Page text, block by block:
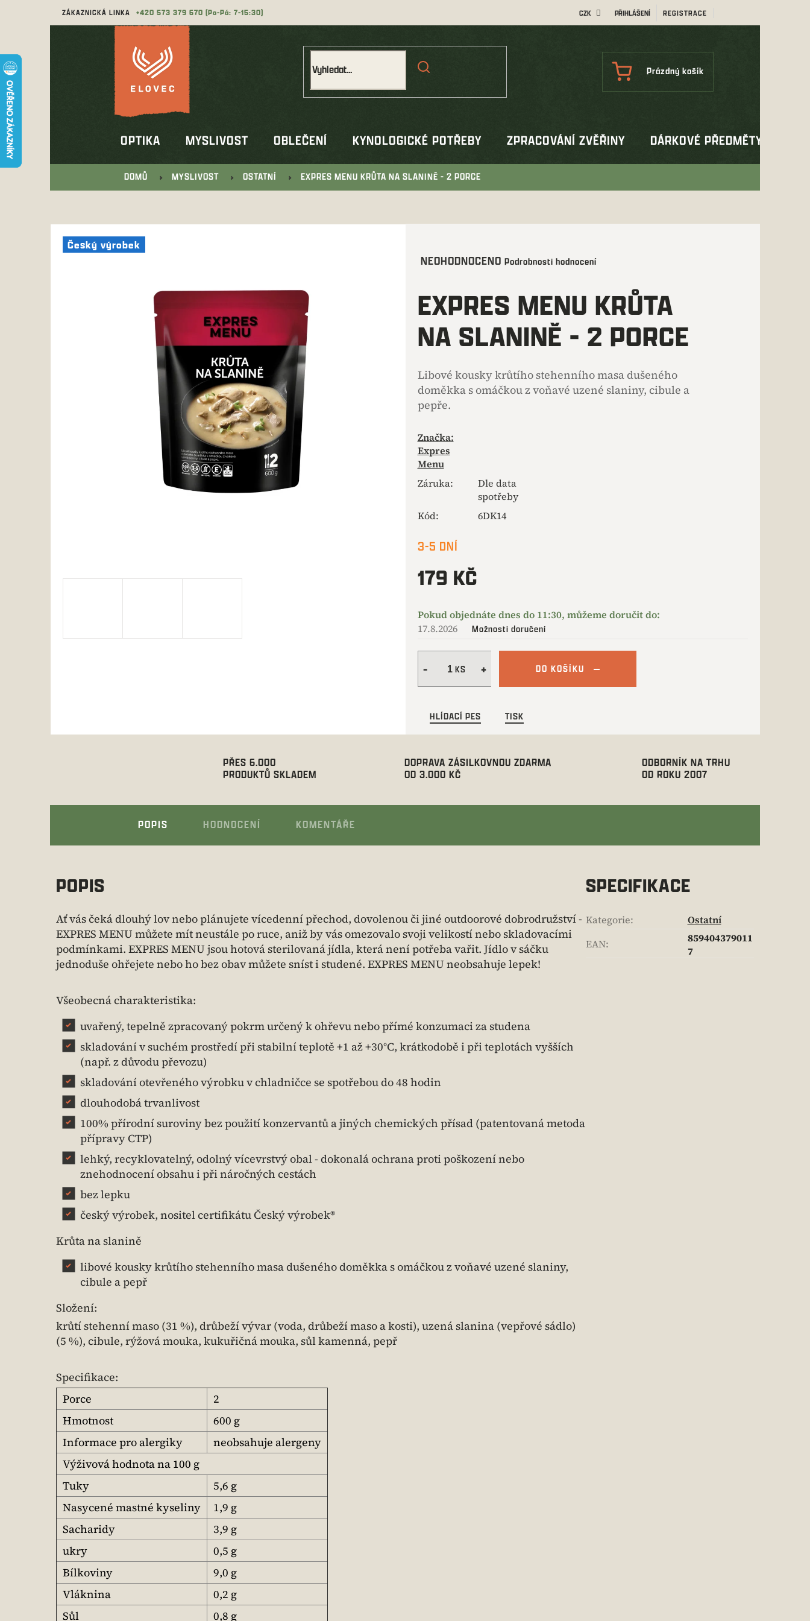
ZÁKAZNICKÁ LINKA 573 379 670 CZK PŘIHLÁŠENÍ REGISTRACE
NÁKUPNÍ
Prázdný košík
OPTIKA MYSLIVOST OBLEČENÍ KYNOLOGICKÉ POTŘEBY ZPRACOVÁNÍ ZVĚŘINY DÁRKOVÉ PŘEDMĚTY
DOMŮ MYSLIVOST OSTATNÍ EXPRES MENU KRŮTA NA SLANINĚ - 2 PORCE
Český výrobek
Český výrobek
Průměrné
je
0,0
z
NEOHODNOCENO Podrobnosti hodnocení
EXPRES MENU KRŮTA
NA SLANINĚ - 2 PORCE
Libové kousky krůtího stehenního masa dušeného
doměkka s omáčkou z voňavé uzené slaniny, cibule a
pepře.
Značka:
Expres
Menu
Záruka:
Dle data
spotřeby
Kód:
6DK14
3-5 DNÍ
179 KČ
cena:
17.8.2026 Možnosti doručení
DO KOŠÍKU
HLÍDACÍ PES TISK
PŘES 6.000
PRODUKTŮ SKLADEM
DOPRAVA ZÁSILKOVNOU ZDARMA
OD 3.000 KČ
ODBORNÍK NA TRHU
OD ROKU 2007
POPIS HODNOCENÍ KOMENTÁŘE
POPIS
Ať vás čeká dlouhý lov nebo plánujete vícedenní přechod, dovolenou či jiné outdoorové dobrodružství -
EXPRES MENU můžete mít neustále po ruce, aniž by vás omezovalo svoji velikostí nebo skladovacími
podmínkami. EXPRES MENU jsou hotová sterilovaná jídla, která není potřeba vařit. Jídlo v sáčku
jednoduše ohřejete nebo ho bez obav můžete sníst i studené. EXPRES MENU neobsahuje lepek!
Všeobecná charakteristika:
uvařený, tepelně zpracovaný pokrm určený k ohřevu nebo přímé konzumaci za studena
skladování v suchém prostředí při stabilní teplotě +1 až +30°C, krátkodobě i při teplotách vyšších
(např. z důvodu převozu)
skladování otevřeného výrobku v chladničce se spotřebou do 48 hodin
dlouhodobá trvanlivost
100% přírodní suroviny bez použití konzervantů a jiných chemických přísad (patentovaná metoda
přípravy CTP)
lehký, recyklovatelný, odolný vícevrstvý obal - dokonalá ochrana proti poškození nebo
znehodnocení obsahu i při náročných cestách
bez lepku
český výrobek, nositel certifikátu Český výrobek®
Krůta na slanině
libové kousky krůtího stehenního masa dušeného doměkka s omáčkou z voňavé uzené slaniny,
cibule a pepř
Složení:
krůtí stehenní maso (31 %), drůbeží vývar (voda, drůbeží maso a kosti), uzená slanina (vepřové sádlo)
(5 %), cibule, rýžová mouka, kukuřičná mouka, sůl kamenná, pepř
Specifikace:
Porce
2
Hmotnost
600 g
Informace pro alergiky
neobsahuje alergeny
Výživová hodnota na 100 g
Tuky
5,6 g
Nasycené mastné kyseliny
1,9 g
Sacharidy
3,9 g
ukry
0,5 g
Bílkoviny
9,0 g
Vláknina
0,2 g
Sůl
0,8 g
SPECIFIKACE
Kategorie:
Ostatní
EAN:
859404379011
7